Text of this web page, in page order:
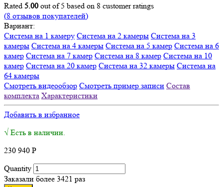
Rated 5.00 out of 5 based on 8 customer ratings
(8 отзывов покупателей)
Вариант:
Система на 1 камеру Система на 2 камеры Система на 3
камеры Система на 4 камеры Система на 5 камер Система на 6
камер Система на 7 камер Система на 8 камер Система на 10
камер Система на 20 камер Система на 32 камеры Система на
64 камеры
Смотреть видеообзор Смотреть пример записи Состав
комплекта Характеристики
Добавить в избранное
√ Есть в наличии.
230 940 Р
Quantity
Заказали более 3421 раз